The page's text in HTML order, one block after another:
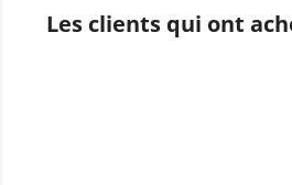
Les clients qui ont